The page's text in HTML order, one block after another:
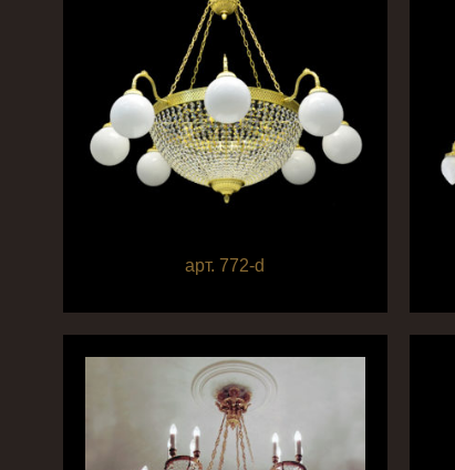
арт. 772-d